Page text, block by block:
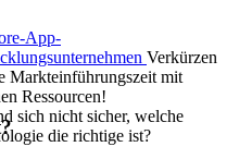
App-
Verkürzen
Markteinführungszeit mit
Ressourcen!
sich nicht sicher, welche
die richtige ist?